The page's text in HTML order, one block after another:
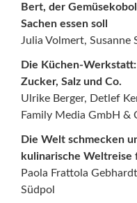
Bert, der
Sachen essen soll
Julia Volmert, Susanne
Die Küchen-
Zucker, Salz und Co.
Ulrike Berger, Detlef
Family Media GmbH &
Die Welt schmecken
kulinarische Weltreise
Paola Frattola
Südpol